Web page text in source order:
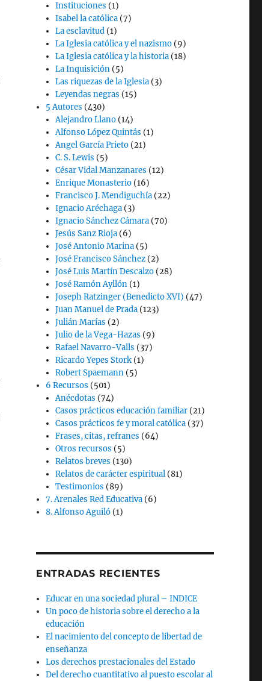
Instituciones (1)
Isabel la católica (7)
La esclavitud (1)
La Iglesia católica y el nazismo (9)
La Iglesia católica y la historia (18)
La Inquisición (5)
Las riquezas de la Iglesia (3)
Leyendas negras (15)
5 Autores (430)
Alejandro Llano (14)
Alfonso López Quintás (1)
Angel García Prieto (21)
C. S. Lewis (5)
César Vidal Manzanares (12)
Enrique Monasterio (16)
Francisco J. Mendiguchía (22)
Ignacio Aréchaga (3)
Ignacio Sánchez Cámara (70)
Jesús Sanz Rioja (6)
José Antonio Marina (5)
José Francisco Sánchez (2)
José Luis Martín Descalzo (28)
José Ramón Ayllón (1)
Joseph Ratzinger (Benedicto XVI) (47)
Juan Manuel de Prada (123)
Julián Marías (2)
Julio de la Vega-Hazas (9)
Rafael Navarro-Valls (37)
Ricardo Yepes Stork (1)
Robert Spaemann (5)
6 Recursos (501)
Anécdotas (74)
Casos prácticos educación familiar (21)
Casos prácticos fe y moral católica (37)
Frases, citas, refranes (64)
Otros recursos (5)
Relatos breves (130)
Relatos de carácter espiritual (81)
Testimonios (89)
7. Arenales Red Educativa (6)
8. Alfonso Aguiló (1)
ENTRADAS RECIENTES
Educar en una sociedad plural – INDICE
Un poco de historia sobre el derecho a la
educación
El nacimiento del concepto de libertad de
enseñanza
Los derechos prestacionales del Estado
Del derecho cuantitativo al puesto escolar al